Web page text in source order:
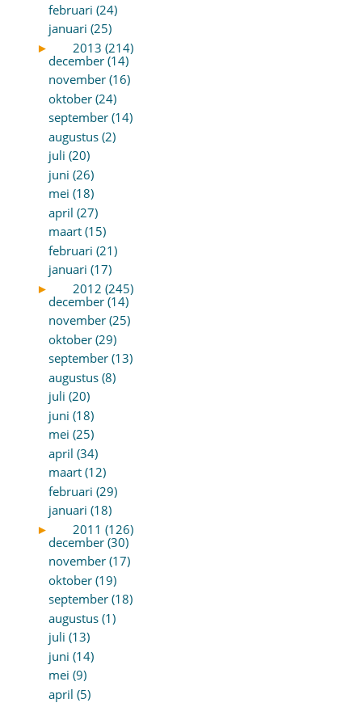
februari (24)
januari (25)
►
2013 (214)
december (14)
november (16)
oktober (24)
september (14)
augustus (2)
juli (20)
juni (26)
mei (18)
april (27)
maart (15)
februari (21)
januari (17)
►
2012 (245)
december (14)
november (25)
oktober (29)
september (13)
augustus (8)
juli (20)
juni (18)
mei (25)
april (34)
maart (12)
februari (29)
januari (18)
►
2011 (126)
december (30)
november (17)
oktober (19)
september (18)
augustus (1)
juli (13)
juni (14)
mei (9)
april (5)